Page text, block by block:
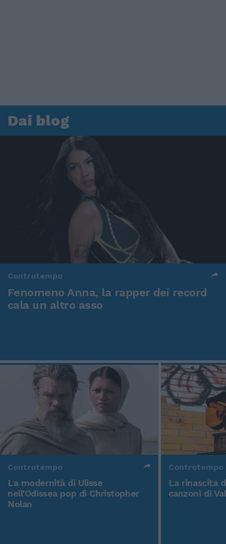
Dai blog
Controtempo
Fenomeno Anna, la rapper dei record
cala un altro asso
Controtempo
La modernità di Ulisse
nell'Odissea pop di Christopher
Nolan
Controtempo
La rinascita
canzoni di